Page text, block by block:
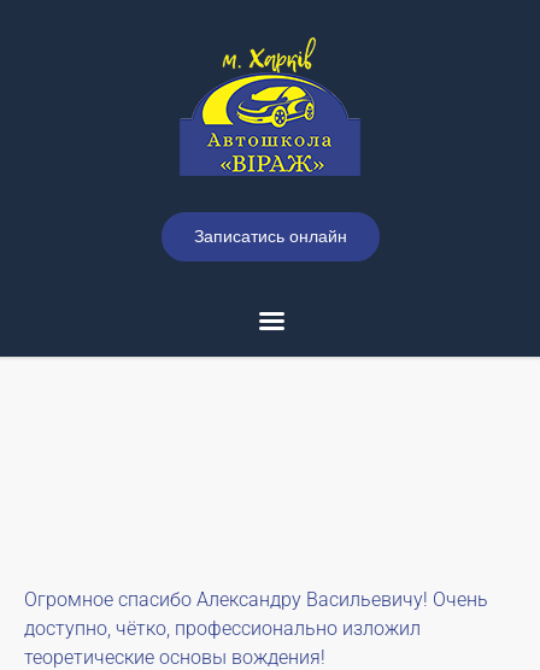
Записатись онлайн
Огромное спасибо Александру Васильевичу! Очень
доступно, чётко, профессионально изложил
теоретические основы вождения!